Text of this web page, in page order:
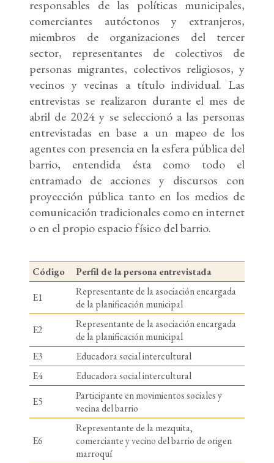
responsables de las políticas municipales,
comerciantes autóctonos y extranjeros,
miembros de organizaciones del tercer
sector, representantes de colectivos de
personas migrantes, colectivos religiosos, y
vecinos y vecinas a título individual. Las
entrevistas se realizaron durante el mes de
abril de 2024 y se seleccionó a las personas
entrevistadas en base a un mapeo de los
agentes con presencia en la esfera pública del
barrio, entendida ésta como todo el
entramado de acciones y discursos con
proyección pública tanto en los medios de
comunicación tradicionales como en internet
o en el propio espacio físico del barrio.
Código
Perfil de la persona entrevistada
E1
Representante de la asociación encargada
de la planificación municipal
E2
Representante de la asociación encargada
de la planificación municipal
E3
Educadora social intercultural
E4
Educadora social intercultural
E5
Participante en movimientos sociales y
vecina del barrio
E6
Representante de la mezquita,
comerciante y vecino del barrio de origen
marroquí